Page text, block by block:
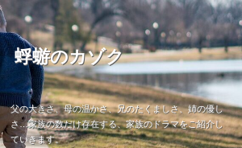
蜉蝣のカゾク
父の大きさ、母の温かさ、兄のたくましさ、姉の優し
さ…家族の数だけ存在する、家族のドラマをご紹介し
ていきます。